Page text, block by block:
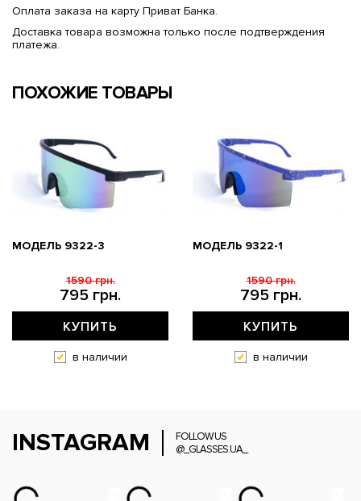
Оплата заказа на карту Приват Банка.
Доставка товара возможна только после подтверждения
платежа.
ПОХОЖИЕ ТОВАРЫ
МОДЕЛЬ 9322-3
795 грн.
1590 грн.
КУПИТЬ
в наличии
МОДЕЛЬ 9322-1
795 грн.
1590 грн.
КУПИТЬ
в наличии
INSTAGRAM
FOLLOW US
@_GLASSES.UA_